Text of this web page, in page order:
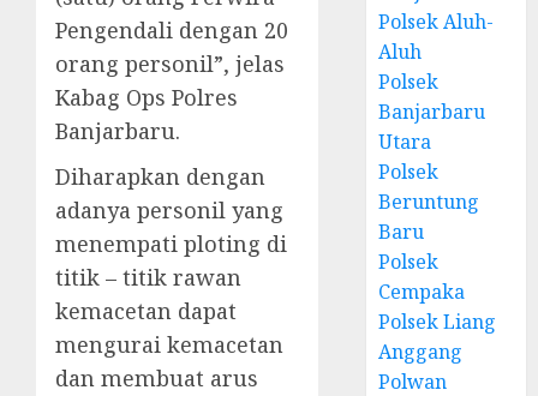
Pengendali dengan 20
orang personil”, jelas
Kabag Ops Polres
Banjarbaru.
Diharapkan dengan
adanya personil yang
menempati ploting di
titik – titik rawan
kemacetan dapat
mengurai kemacetan
dan membuat arus
Polsek Aluh-
Aluh
Polsek
Banjarbaru
Utara
Polsek
Beruntung
Baru
Polsek
Cempaka
Polsek Liang
Anggang
Polwan